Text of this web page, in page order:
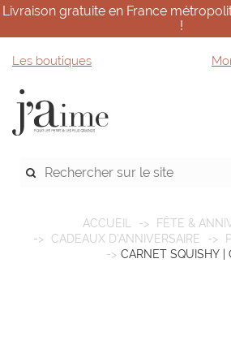
Livraison gratuite en France
!
Les boutiques
ACCUEIL
FÊTE &
CADEAUX D'ANNIVERSAIRE
CARNET SQUISHY |